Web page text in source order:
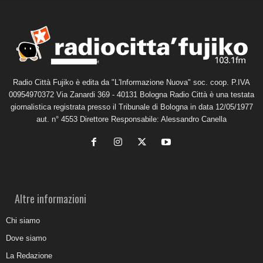
Radio Città Fujiko è edita da "L'Informazione Nuova" soc. coop. P.IVA
00954970372 Via Zanardi 369 - 40131 Bologna Radio Città è una testata
giornalistica registrata presso il Tribunale di Bologna in data 12/05/1977
aut. n° 4553 Direttore Responsabile: Alessandro Canella
Altre informazioni
Chi siamo
Dove siamo
La Redazione